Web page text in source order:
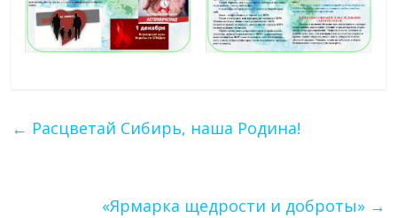
← Расцветай Сибирь, наша Родина!
«Ярмарка щедрости и доброты» →